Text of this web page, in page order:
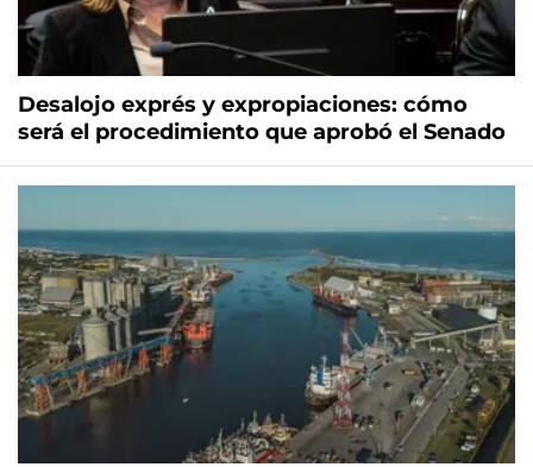
Desalojo exprés y expropiaciones: cómo
será el procedimiento que aprobó el Senado